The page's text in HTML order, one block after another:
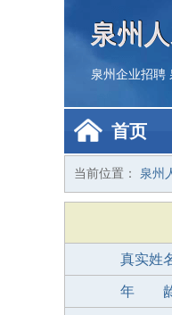
泉州
泉州企业招聘
首页
当前位置： 泉州
真实姓
年